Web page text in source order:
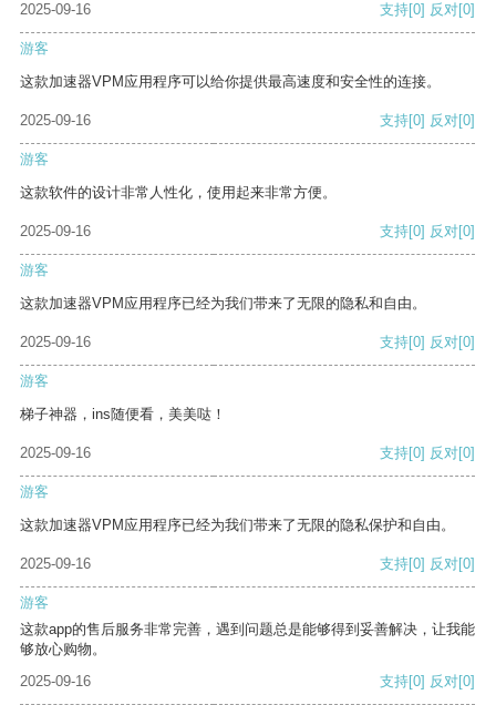
2025-09-16 支持[0] 反对[0]
游客
这款加速器VPM应用程序可以给你提供最高速度和安全性的连接。
2025-09-16 支持[0] 反对[0]
游客
这款软件的设计非常人性化，使用起来非常方便。
2025-09-16 支持[0] 反对[0]
游客
这款加速器VPM应用程序已经为我们带来了无限的隐私和自由。
2025-09-16 支持[0] 反对[0]
游客
梯子神器，ins随便看，美美哒！
2025-09-16 支持[0] 反对[0]
游客
这款加速器VPM应用程序已经为我们带来了无限的隐私保护和自由。
2025-09-16 支持[0] 反对[0]
游客
这款app的售后服务非常完善，遇到问题总是能够得到妥善解决，让我能
够放心购物。
2025-09-16
支持[0] 反对[0]